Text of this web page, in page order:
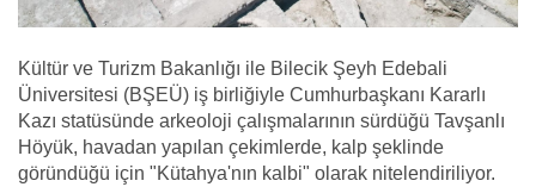
Kültür ve Turizm Bakanlığı ile Bilecik Şeyh Edebali
Üniversitesi (BŞEÜ) iş birliğiyle Cumhurbaşkanı Kararlı
Kazı statüsünde arkeoloji çalışmalarının sürdüğü Tavşanlı
Höyük, havadan yapılan çekimlerde, kalp şeklinde
göründüğü için "Kütahya'nın kalbi" olarak nitelendiriliyor.